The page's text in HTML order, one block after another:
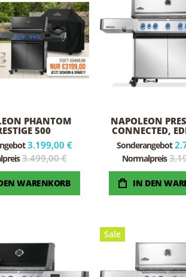
PHANTOM
500
– EXKLUSIVES
BUNDLE
3.199,00 €
3.499,00 €
WARENKORB
NAPOLEON
CONNECTED,
Sonderangebot
Normalpreis
IN DEN
Sale